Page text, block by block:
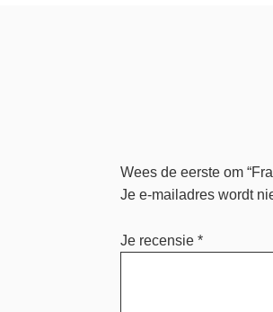
Wees de eerste om
Je e-mailadres wordt
Je recensie*